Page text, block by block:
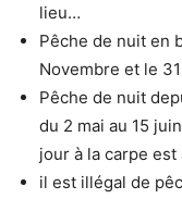
lieu…
Pêche de nuit en
Novembre et le
Pêche de nuit
du 2 mai au 15
jour à la carpe
il est illégal de